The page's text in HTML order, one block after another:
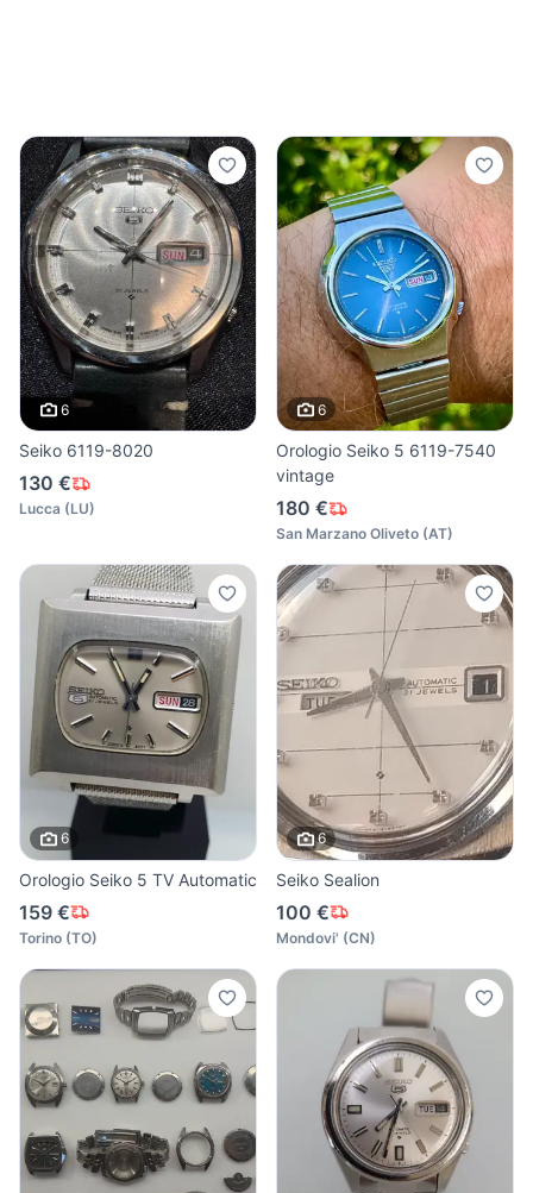
6
Seiko 6119-8020
130 €
Lucca (LU)
6
Orologio Seiko 5 6119-7540
vintage
180 €
San Marzano Oliveto (AT)
6
Orologio Seiko 5 TV Automatic
159 €
Torino (TO)
6
Seiko Sealion
100 €
Mondovi' (CN)